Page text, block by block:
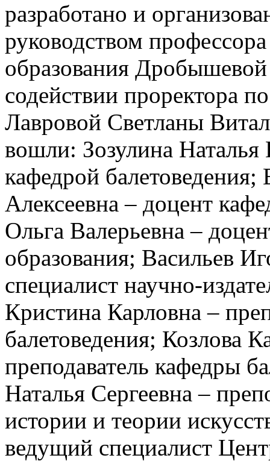
разработано и
руководством
образования
содействии проректора
Лавровой Светланы
вошли: Зозулина
кафедрой
Алексеевна – доцент
Ольга Валерьевна –
образования; Васильев
специалист научно-
Кристина Карловна –
балетоведения; Козлова
преподаватель кафедры
Наталья Сергеевна –
истории и теории
ведущий специалист